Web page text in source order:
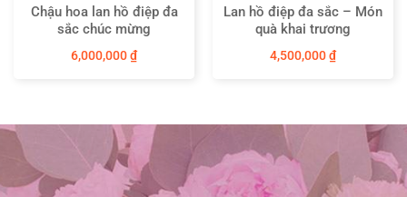
Chậu hoa lan hồ điệp đa
sắc chúc mừng
6,000,000₫
Lan hồ điệp đa sắc – Món
quà khai trương
4,500,000₫